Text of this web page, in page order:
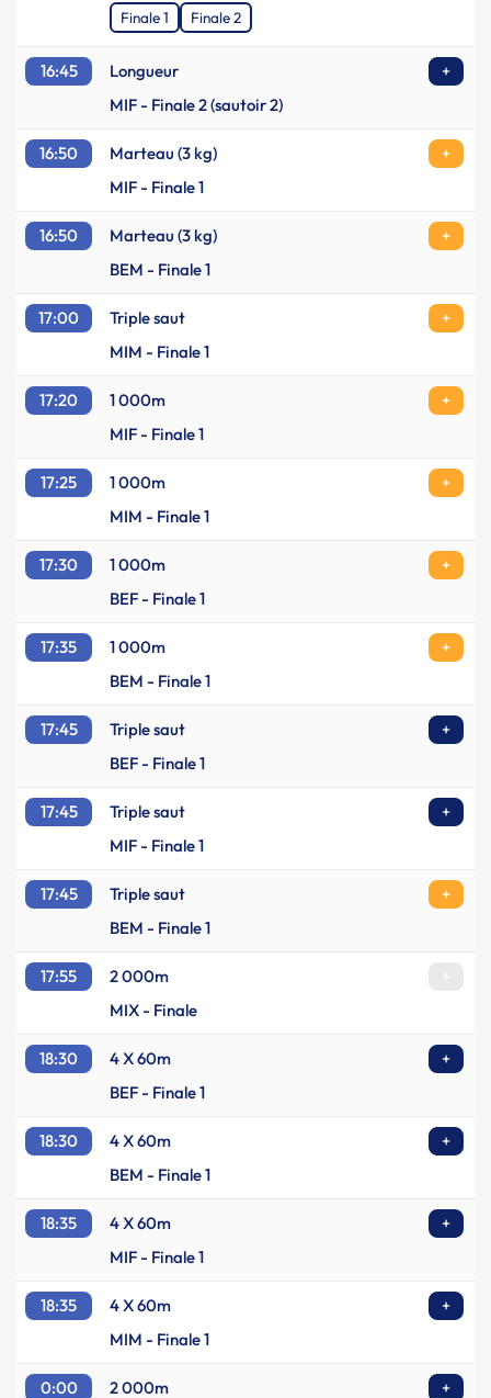
Finale 1 Finale 2
16:45 Longueur
+
MIF - Finale 2 (sautoir 2)
16:50 Marteau (3 kg)
+
MIF - Finale 1
16:50 Marteau (3 kg)
+
BEM - Finale 1
17:00 Triple saut
+
MIM - Finale 1
17:20 1 000m
+
MIF - Finale 1
17:25 1 000m
+
MIM - Finale 1
17:30 1 000m
+
BEF - Finale 1
17:35 1 000m
+
BEM - Finale 1
17:45 Triple saut
+
BEF - Finale 1
17:45 Triple saut
+
MIF - Finale 1
17:45 Triple saut
+
BEM - Finale 1
17:55 2 000m
MIX - Finale
18:30 4 X 60m
+
BEF - Finale 1
18:30 4 X 60m
+
BEM - Finale 1
18:35 4 X 60m
+
MIF - Finale 1
18:35 4 X 60m
+
MIM - Finale 1
0:00 2 000m
+